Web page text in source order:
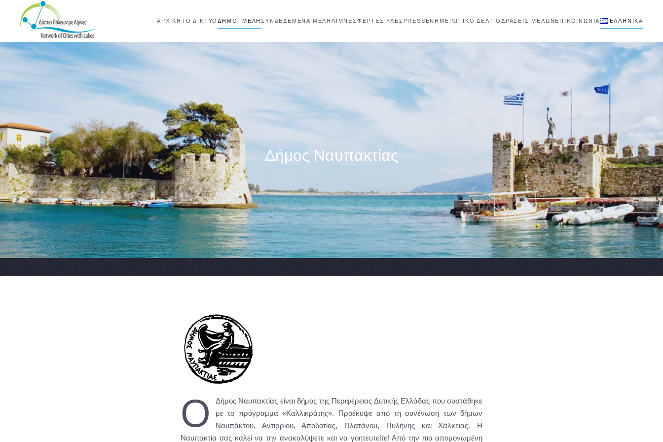
Skip to main content ΑΡΧΙΚΉΤΟ ΔΊΚΤΥΟΔΉΜΟΙ ΜΈΛΗΣΥΝΔΕΔΕΜΈΝΑ ΜΈΛΗΛΊΜΝΕΣ ΦΕΡΤΕΣ ΥΛΕΣ PRESS ΕΝΗΜΕΡΩΤΙΚΟ ΔΕΛΤΙΟΔΡΑΣΕΙΣ ΜΕΛΩΝ ΕΠΙΚΟΙΝΩΝΊΑ ΕΛΛΗΝΙΚΆ
Δήμος Ναυπακτίας
Ο
Δήμος Ναυπακτίας είναι δήμος της Περιφέρειας Δυτικής Ελλάδας που συστάθηκε
με το πρόγραμμα «Καλλικράτης». Προέκυψε από τη συνένωση των δήμων
Ναυπάκτου, Αντιρρίου, Αποδοτίας, Πλατάνου, Πυλήνης και Χάλκειας. Η
Ναυπακτία σας καλεί να την ανακαλύψετε και να γοητευτείτε! Από την πιο απομονωμένη